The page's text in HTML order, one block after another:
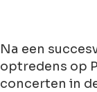
Na een
optredens op
concerten in